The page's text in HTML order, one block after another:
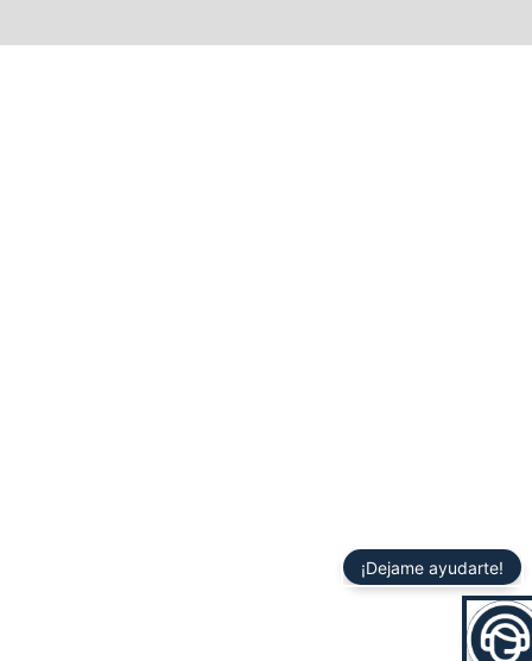
¡Dejame ayudarte!